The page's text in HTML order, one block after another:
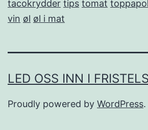
tacokrydder tips tomat
vin øl øl i mat
LED OSS INN I
Proudly powered by WordPress.